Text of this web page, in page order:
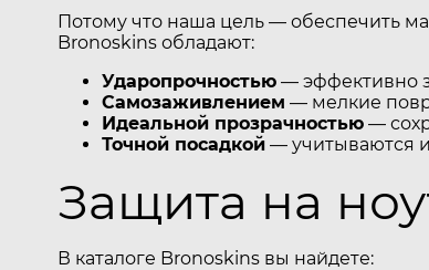
Потому что наша цель — обеспечить
Bronoskins обладают:
Ударопрочностью — эффективно
Самозаживлением — мелкие
Идеальной прозрачностью —
Точной посадкой — учитываются
Защита на
В каталоге Bronoskins вы найдете: